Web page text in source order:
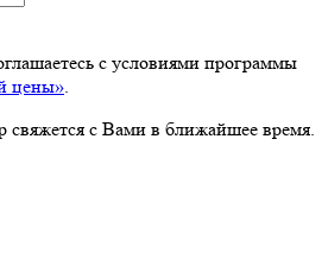
с условиями программы
цены».
с Вами в ближайшее время.